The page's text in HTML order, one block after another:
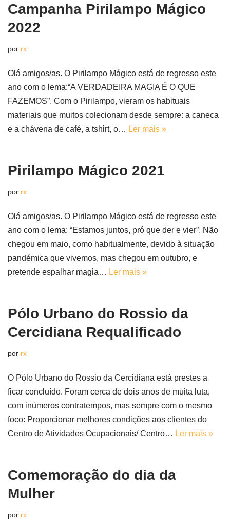
Campanha Pirilampo Mágico
2022
por rx
Olá amigos/as. O Pirilampo Mágico está de regresso este
ano com o lema:“A VERDADEIRA MAGIA É O QUE
FAZEMOS”. Com o Pirilampo, vieram os habituais
materiais que muitos colecionam desde sempre: a caneca
e a chávena de café, a tshirt, o… Ler mais »
Pirilampo Mágico 2021
por rx
Olá amigos/as. O Pirilampo Mágico está de regresso este
ano com o lema: “Estamos juntos, pró que der e vier”. Não
chegou em maio, como habitualmente, devido à situação
pandémica que vivemos, mas chegou em outubro, e
pretende espalhar magia… Ler mais »
Pólo Urbano do Rossio da
Cercidiana Requalificado
por rx
O Pólo Urbano do Rossio da Cercidiana está prestes a
ficar concluído. Foram cerca de dois anos de muita luta,
com inúmeros contratempos, mas sempre com o mesmo
foco: Proporcionar melhores condições aos clientes do
Centro de Atividades Ocupacionais/ Centro… Ler mais »
Comemoração do dia da
Mulher
por rx